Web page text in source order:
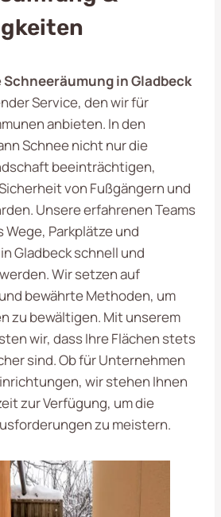
Schneeräumung in Gladbeck
Service, den wir für
anbieten. In den
Schnee nicht nur die
beeinträchtigen,
von Fußgängern und
Unsere erfahrenen Teams
Wege, Parkplätze und
Gladbeck schnell und
Wir setzen auf
bewährte Methoden, um
zu bewältigen. Mit unserem
wir, dass Ihre Flächen stets
sind. Ob für Unternehmen
wir stehen Ihnen
zur Verfügung, um die
zu meistern.